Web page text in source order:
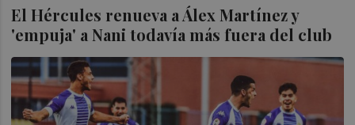
El Hércules renueva a Álex Martínez y
'empuja' a Nani todavía más fuera del club